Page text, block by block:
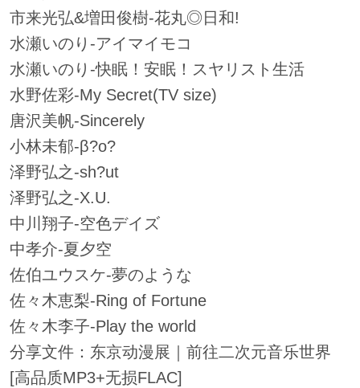
市来光弘&増田俊樹-花丸◎日和!
水瀬いのり-アイマイモコ
水瀬いのり-快眠！安眠！スヤリスト生活
水野佐彩-My Secret(TV size)
唐沢美帆-Sincerely
小林未郁-β?ο?
泽野弘之-sh?ut
泽野弘之-X.U.
中川翔子-空色デイズ
中孝介-夏夕空
佐伯ユウスケ-夢のような
佐々木恵梨-Ring of Fortune
佐々木李子-Play the world
分享文件：东京动漫展｜前往二次元音乐世界
[高品质MP3+无损FLAC]